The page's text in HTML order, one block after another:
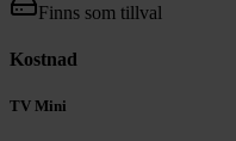
Finns som tillval
Kostnad
TV Mini